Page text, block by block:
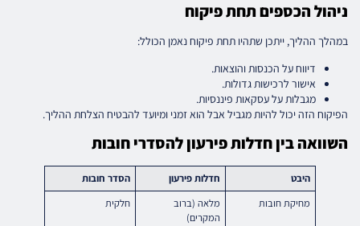
ניהול הכספים תחת פיקוח
במהלך ההליך, ייתכן שתהיו תחת פיקוח נאמן הכולל:
דיווח על הכנסות והוצאות.
אישור לרכישות גדולות.
מגבלות על עסקאות פיננסיות.
הפיקוח הזה יכול להיות מגביל אבל הוא זמני ומיועד להבטיח הצלחת ההליך.
השוואה בין חדלות פירעון להסדרי חובות
היבט חדלות פירעון
הסדר חובות
מחיקת חובות
מלאה (ברוב
המקרים)
חלקית